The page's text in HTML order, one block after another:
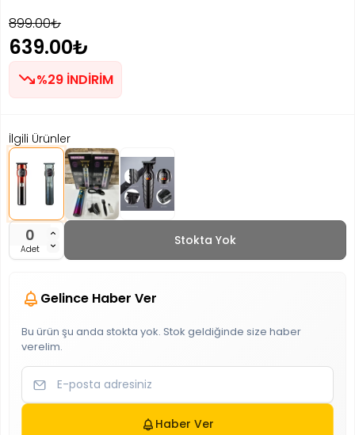
899.00₺
639.00₺
%29 İNDİRİM
İlgili Ürünler
Adet
Stokta Yok
Gelince Haber Ver
Bu ürün şu anda stokta yok. Stok geldiğinde size haber
verelim.
Haber Ver